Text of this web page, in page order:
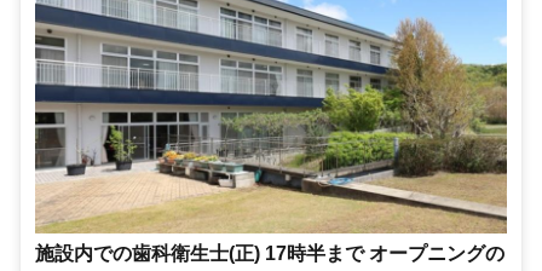
施設内での歯科衛生士(正) 17時半まで オープニングの